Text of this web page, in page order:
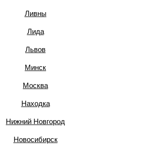
Ливны
Лида
Львов
Минск
Москва
Находка
Нижний Новгород
Новосибирск